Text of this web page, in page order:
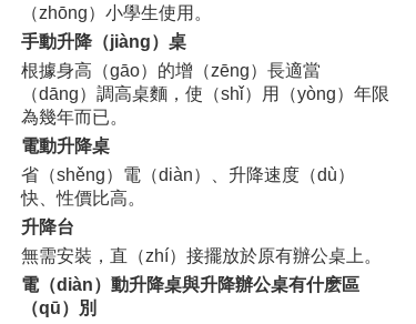
（zhōng）小學生使用。
手動升降（jiàng）桌
根據身高（gāo）的增（zēng）長適當
（dāng）調高桌麵，使（shǐ）用（yòng）年限
為幾年而已。
電動升降桌
省（shěng）電（diàn）、升降速度（dù）
快、性價比高。
升降台
無需安裝，直（zhí）接擺放於原有辦公桌上。
電（diàn）動升降桌與升降辦公桌有什麽區
（qū）別